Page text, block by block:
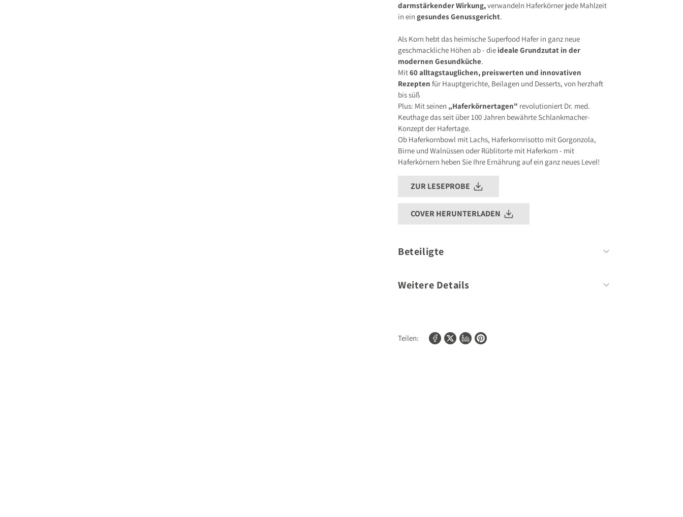
darmstärkender Wirkung,verwandeln Haferkörner jede Mahlzeit
in ein gesundes Genussgericht.
Als Korn hebt das heimische Superfood Hafer in ganz neue
geschmackliche Höhen ab - die ideale Grundzutat in der
modernen Gesundküche.
Mit60 alltagstauglichen, preiswerten und innovativen
Rezepten für Hauptgerichte, Beilagen und Desserts, von herzhaft
bis süß
Plus: Mit seinen „Haferkörnertagen" revolutioniert Dr. med.
Keuthage das seit über 100 Jahren bewährte Schlankmacher-
Konzept der Hafertage.
Ob Haferkornbowl mit Lachs, Haferkornrisotto mit Gorgonzola,
Birne und Walnüssen oder Rüblitorte mit Haferkorn - mit
Haferkörnern heben Sie Ihre Ernährung auf ein ganz neues Level!
ZUR LESEPROBE
COVER HERUNTERLADEN
Beteiligte
Weitere Details
Teilen: